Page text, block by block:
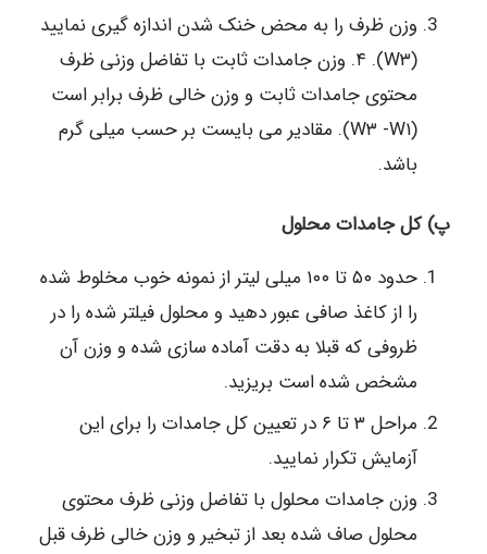
وزن ظرف را به محض خنک شدن اندازه گیری نمایید
(W۳). ۴. وزن جامدات ثابت با تفاضل وزنی ظرف
محتوی جامدات ثابت و وزن خالی ظرف برابر است
(W۳ -W۱). مقادیر می بایست بر حسب میلی گرم
باشد.
پ) کل جامدات محلول
حدود ۵۰ تا ۱۰۰ میلی لیتر از نمونه خوب مخلوط شده
را از کاغذ صافی عبور دهید و محلول فیلتر شده را در
ظروفی که قبلا به دقت آماده سازی شده و وزن آن
مشخص شده است بریزید.
مراحل ۳ تا ۶ در تعیین کل جامدات را برای این
آزمایش تکرار نمایید.
وزن جامدات محلول با تفاضل وزنی ظرف محتوی
محلول صاف شده بعد از تبخیر و وزن خالی ظرف قبل